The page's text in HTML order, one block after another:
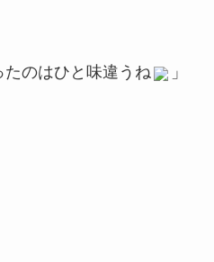
たのはひと味違うね 」